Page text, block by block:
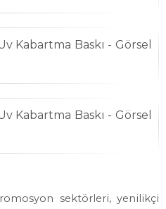
sektörleri, yenilikçi